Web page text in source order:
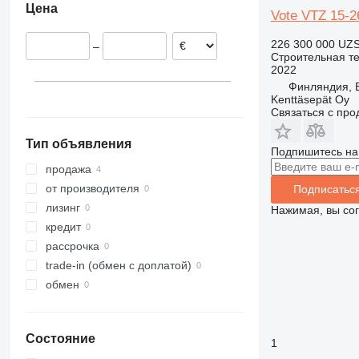
312
318
319
320
321
322
323
324
325
330
435S
8018
8025
8026
8030
8035
CT
JS
JZ
TM
3369
Pecolift
R-series
Toucan
XP
Цена
–
Тип объявления
продажа
от производителя
лизинг
кредит
рассрочка
trade-in (обмен с доплатой)
обмен
Состояние
Vote VTZ 15-
226 300 000
Строительная
2022
Финляндия,
Kenttäsepät Oy
Связаться с
Подпишитесь
Нажимая, вы
1